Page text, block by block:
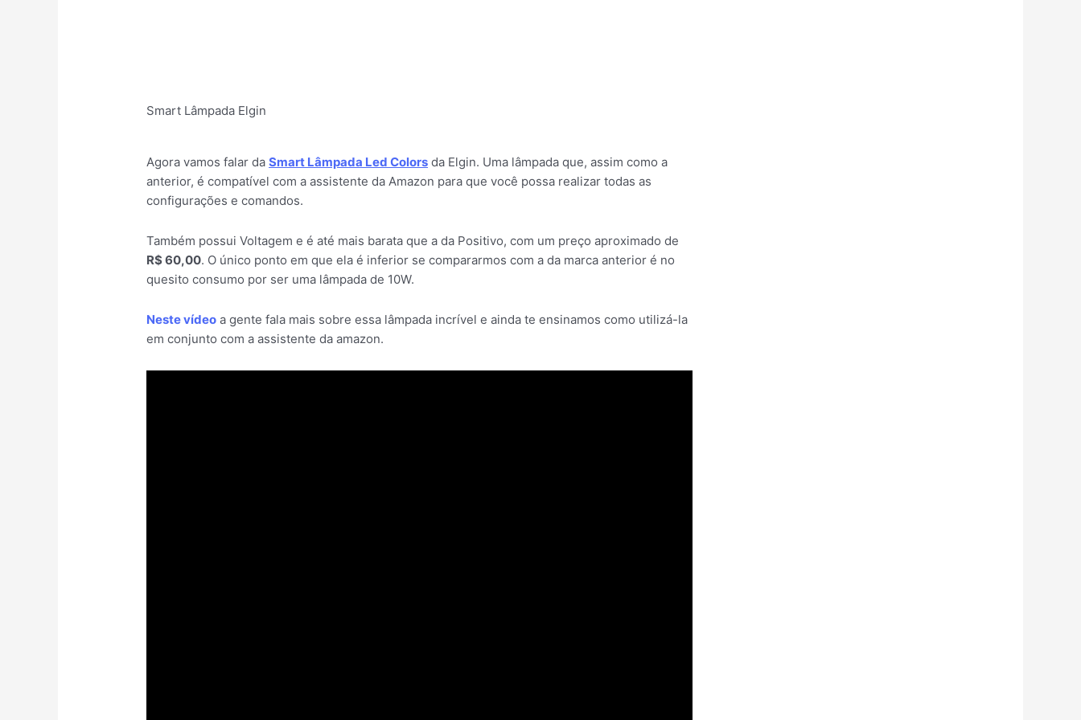
Smart Lâmpada Elgin
Agora vamos falar daSmart Lâmpada Led Colors da Elgin. Uma lâmpada que, assim como a
anterior, é compatível com a assistente da Amazon para que você possa realizar todas as
configurações e comandos.
Também possui Voltagem e é até mais barata que a da Positivo, com um preço aproximado de
R$ 60,00. O único ponto em que ela é inferior se compararmos com a da marca anterior é no
quesito consumo por ser uma lâmpada de 10W.
Neste vídeo a gente fala mais sobre essa lâmpada incrível e ainda te ensinamos como utilizá-la
em conjunto com a assistente da amazon.